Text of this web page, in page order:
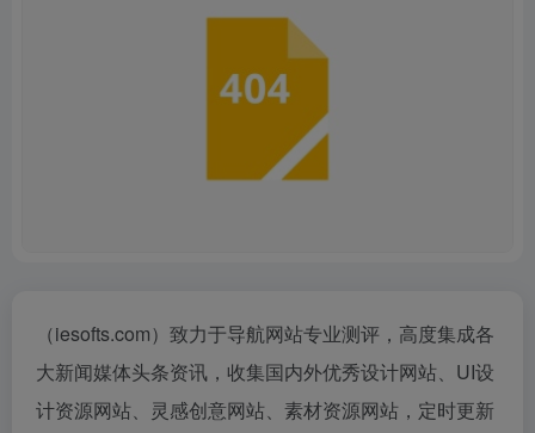
（iesofts.com）致力于导航网站专业测评，高度集成各
大新闻媒体头条资讯，收集国内外优秀设计网站、UI设
计资源网站、灵感创意网站、素材资源网站，定时更新